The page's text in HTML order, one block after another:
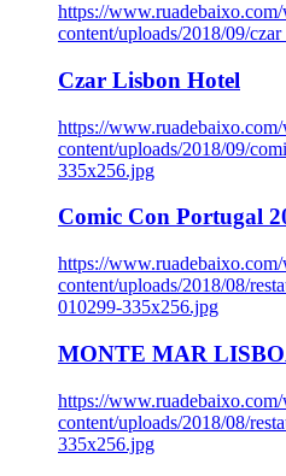
https://
content/uploads/2018/09/
Czar Lisbon Hotel
https://
content/uploads/2018/09/
335x256.jpg
Comic Con Portugal
https://
content/uploads/2018/08/
010299-335x256.jpg
MONTE MAR
https://
content/uploads/2018/08/
335x256.jpg